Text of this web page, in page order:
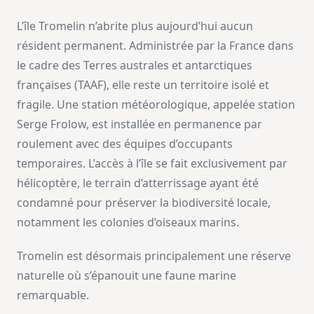
L’île Tromelin n’abrite plus aujourd’hui aucun
résident permanent. Administrée par la France dans
le cadre des Terres australes et antarctiques
françaises (TAAF), elle reste un territoire isolé et
fragile. Une station météorologique, appelée station
Serge Frolow, est installée en permanence par
roulement avec des équipes d’occupants
temporaires. L’accès à l’île se fait exclusivement par
hélicoptère, le terrain d’atterrissage ayant été
condamné pour préserver la biodiversité locale,
notamment les colonies d’oiseaux marins.
Tromelin est désormais principalement une réserve
naturelle où s’épanouit une faune marine
remarquable.